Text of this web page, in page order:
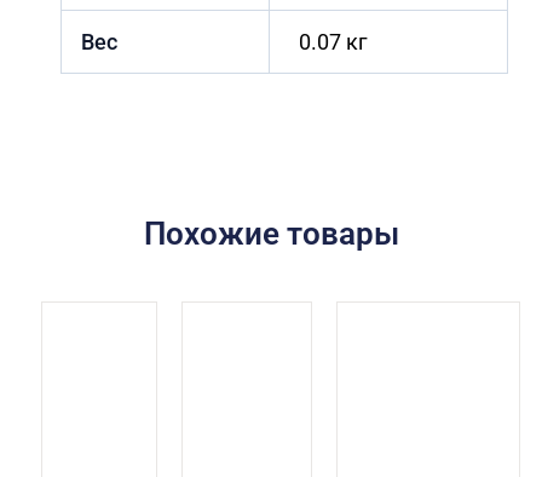
Вес 0.07 кг
Похожие товары